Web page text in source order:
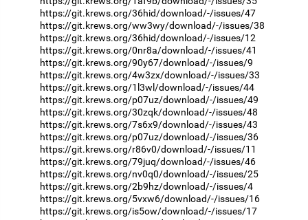
https://git.krews.org/36hid/download/-/issues/47
https://git.krews.org/ww3wy/download/-/issues/38
https://git.krews.org/36hid/download/-/issues/12
https://git.krews.org/0nr8a/download/-/issues/41
https://git.krews.org/90y67/download/-/issues/9
https://git.krews.org/4w3zx/download/-/issues/33
https://git.krews.org/1l3wl/download/-/issues/44
https://git.krews.org/p07uz/download/-/issues/49
https://git.krews.org/30zqk/download/-/issues/48
https://git.krews.org/7s6x9/download/-/issues/43
https://git.krews.org/p07uz/download/-/issues/36
https://git.krews.org/r86v0/download/-/issues/11
https://git.krews.org/79juq/download/-/issues/46
https://git.krews.org/nv0q0/download/-/issues/25
https://git.krews.org/2b9hz/download/-/issues/4
https://git.krews.org/5vxw6/download/-/issues/16
https://git.krews.org/is5ow/download/-/issues/17